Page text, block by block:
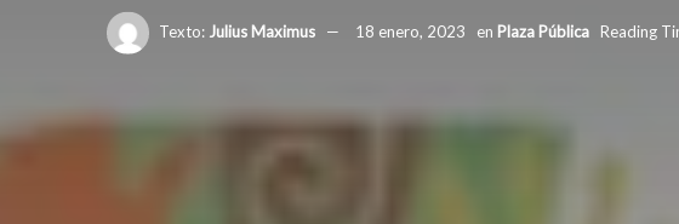
Texto: Julius Maximus 18 enero, 2023 en Plaza Pública Reading